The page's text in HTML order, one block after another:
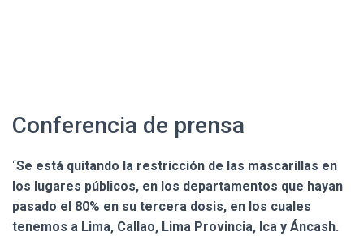
Conferencia de prensa
“Se está quitando la restricción de las mascarillas en
los lugares públicos, en los departamentos que hayan
pasado el 80% en su tercera dosis, en los cuales
tenemos a Lima, Callao, Lima Provincia, Ica y Áncash.